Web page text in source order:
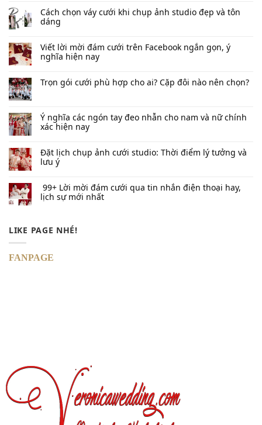
Cách chọn váy cưới khi chụp ảnh studio đẹp và tôn
dáng
Viết lời mời đám cưới trên Facebook​ ngắn gọn, ý
nghĩa hiện nay
Trọn gói cưới phù hợp cho ai? Cặp đôi nào nên chọn?
Ý nghĩa các ngón tay đeo nhẫn cho nam và nữ chính
xác hiện nay
Đặt lịch chụp ảnh cưới studio: Thời điểm lý tưởng và
lưu ý
99+ Lời mời đám cưới qua tin nhắn​ điện thoại hay,
lịch sự mới nhất
LIKE PAGE NHÉ!
FANPAGE